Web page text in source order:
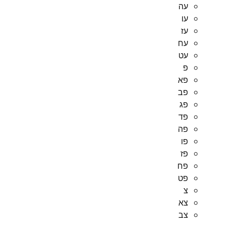
עה
עו
עז
עח
עט
פ
פא
פב
פג
פד
פה
פו
פז
פח
פט
צ
צא
צב